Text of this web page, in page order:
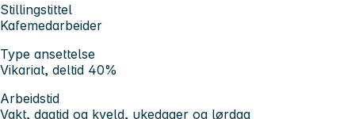
Stillingstittel
Kafemedarbeider
Type ansettelse
Vikariat, deltid 40%
Arbeidstid
Vakt, dagtid og kveld, ukedager og lørdag